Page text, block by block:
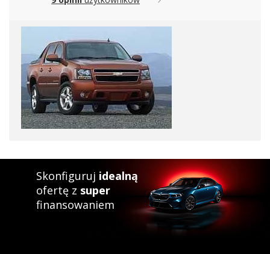
Skonfiguruj idealną
ofertę z super
finansowaniem